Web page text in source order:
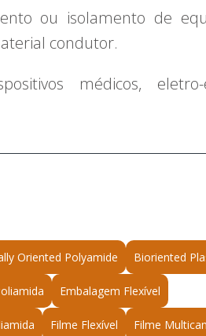
ou isolamento de
condutor.
médicos, eletro-
Oriented Polyamide Bioriented
Embalagem Flexível
Filme Flexível Filme